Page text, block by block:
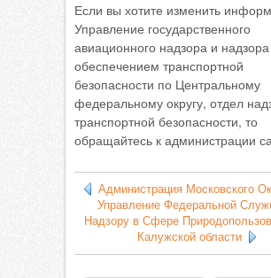
Если вы хотите изменить
Управление государственного
авиационного надзора и
обеспечением транспортной
безопасности по Центральному
федеральному округу, отдел
транспортной безопасности, то
обращайтесь к администрации
Администрация Московского
Управление Федеральной
Надзору в Сфере
Калужской области